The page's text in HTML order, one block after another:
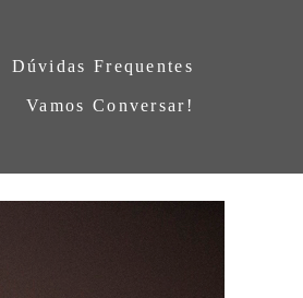
Dúvidas Frequentes
Vamos Conversar!